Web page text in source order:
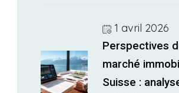
1 avril 2026
Perspectives
marché
Suisse :